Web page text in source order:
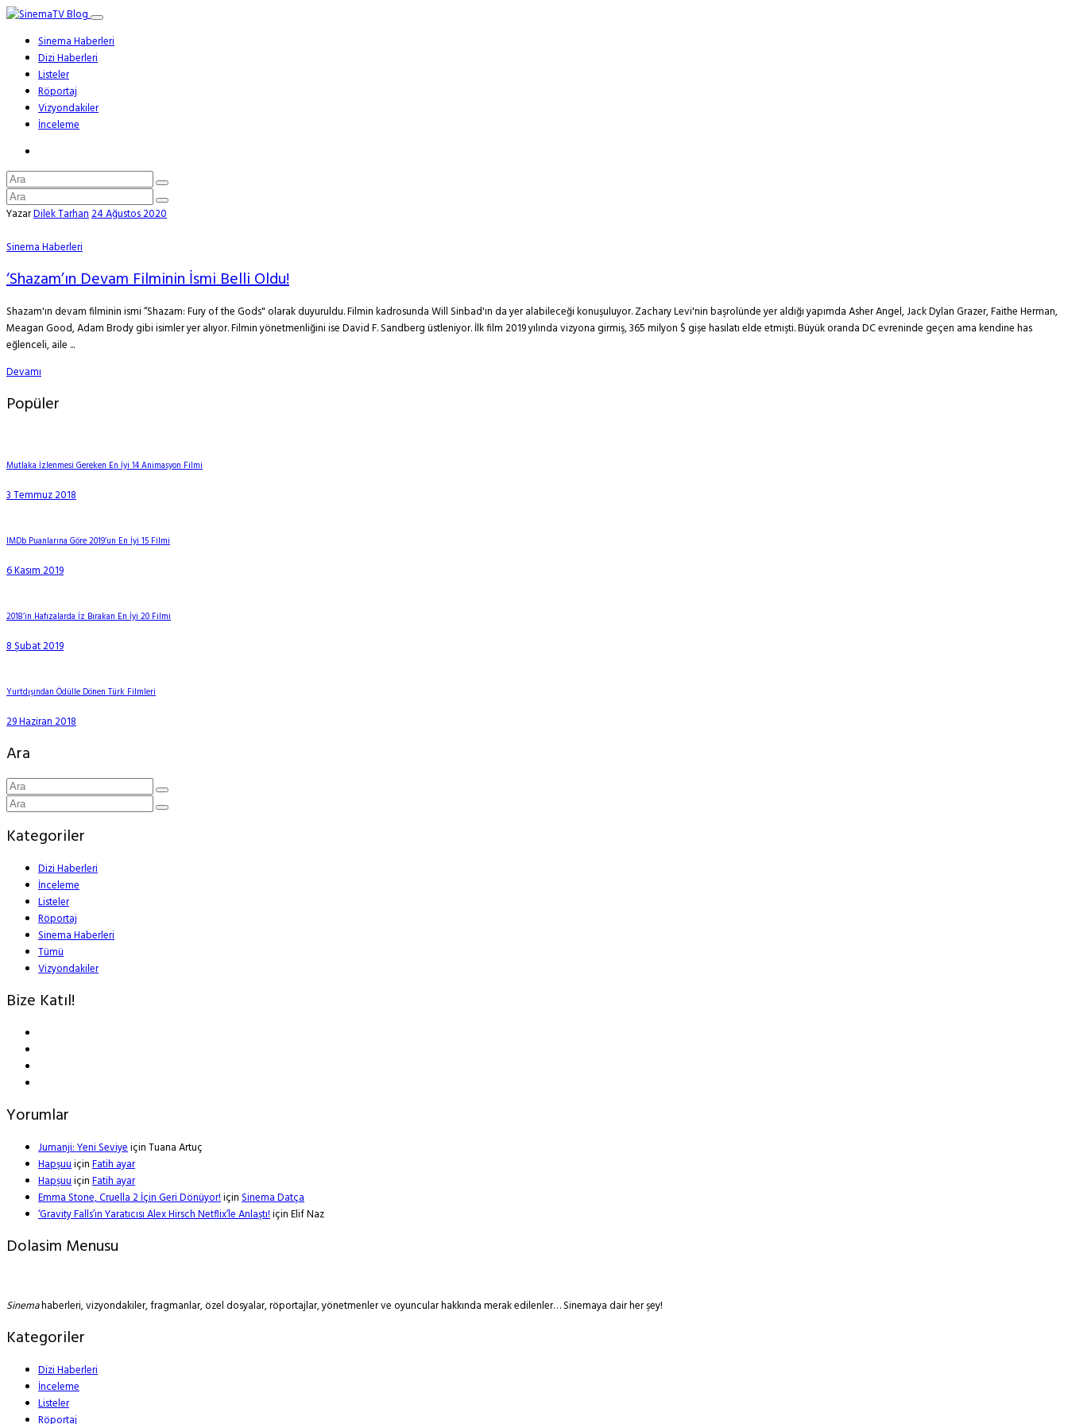
Sinema Haberleri
Dizi Haberleri
Listeler
Röportaj
Vizyondakiler
İnceleme
YazarDilek Tarhan24 Ağustos 2020
Sinema Haberleri
‘Shazam’ın Devam Filminin İsmi Belli Oldu!
Shazam'ın devam filminin ismi “Shazam: Fury of the Gods" olarak duyuruldu. Filmin kadrosunda Will Sinbad'ın da yer alabileceği konuşuluyor. Zachary Levi'nin başrolünde yer aldığı yapımda Asher Angel, Jack Dylan Grazer, Faithe Herman,
Meagan Good, Adam Brody gibi isimler yer alıyor. Filmin yönetmenliğini ise David F. Sandberg üstleniyor. İlk film 2019 yılında vizyona girmiş, 365 milyon $ gişe hasılatı elde etmişti. Büyük oranda DC evreninde geçen ama kendine has
eğlenceli, aile ...
Devamı
Popüler
Mutlaka İzlenmesi Gereken En İyi 14 Animasyon Filmi
3 Temmuz 2018
IMDb Puanlarına Göre 2019’un En İyi 15 Filmi
6 Kasım 2019
2018’in Hafızalarda İz Bırakan En İyi 20 Filmi
8 Şubat 2019
Yurtdışından Ödülle Dönen Türk Filmleri
29 Haziran 2018
Ara
Kategoriler
Dizi Haberleri
İnceleme
Listeler
Röportaj
Sinema Haberleri
Tümü
Vizyondakiler
Bize Katıl!
Yorumlar
Jumanji: Yeni SeviyeiçinTuana Artuç
HapşuuiçinFatih ayar
HapşuuiçinFatih ayar
Emma Stone, Cruella 2 İçin Geri Dönüyor!içinSinema Datça
‘Gravity Falls’ın Yaratıcısı Alex Hirsch Netflix’le Anlaştı!içinElif Naz
Dolasim Menusu
Sinemahaberleri, vizyondakiler, fragmanlar, özel dosyalar, röportajlar, yönetmenler ve oyuncular hakkında merak edilenler… Sinemaya dair her şey!
Kategoriler
Dizi Haberleri
İnceleme
Listeler
Röportaj